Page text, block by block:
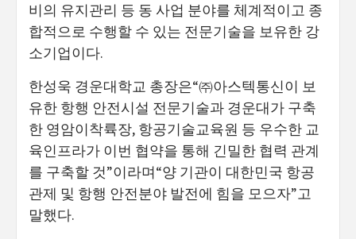
비의 유지관리 등 동 사업 분야를 체계적이고 종
합적으로 수행할 수 있는 전문기술을 보유한 강
소기업이다.
한성욱 경운대학교 총장은“㈜아스텍통신이 보
유한 항행 안전시설 전문기술과 경운대가 구축
한 영암이착륙장, 항공기술교육원 등 우수한 교
육인프라가 이번 협약을 통해 긴밀한 협력 관계
를 구축할 것”이라며“양 기관이 대한민국 항공
관제 및 항행 안전분야 발전에 힘을 모으자”고
말했다.